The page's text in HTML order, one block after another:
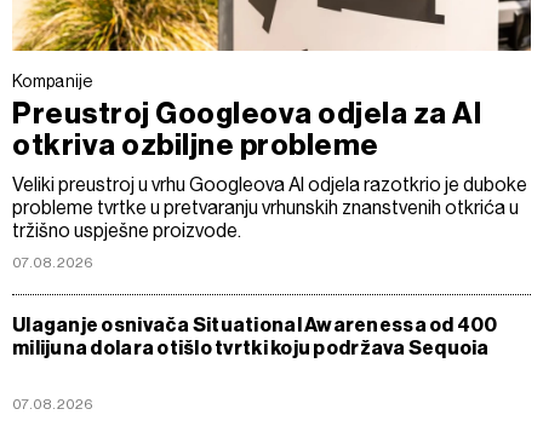
Kompanije
Preustroj Googleova odjela za AI
otkriva ozbiljne probleme
Veliki preustroj u vrhu Googleova AI odjela razotkrio je duboke
probleme tvrtke u pretvaranju vrhunskih znanstvenih otkrića u
tržišno uspješne proizvode.
07.08.2026
Ulaganje osnivača Situational Awarenessa od 400
milijuna dolara otišlo tvrtki koju podržava Sequoia
07.08.2026